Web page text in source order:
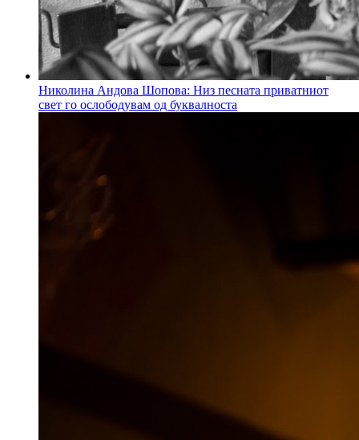
Николина Андова Шопова: Низ песната приватниот
свет го ослободувам од буквалноста